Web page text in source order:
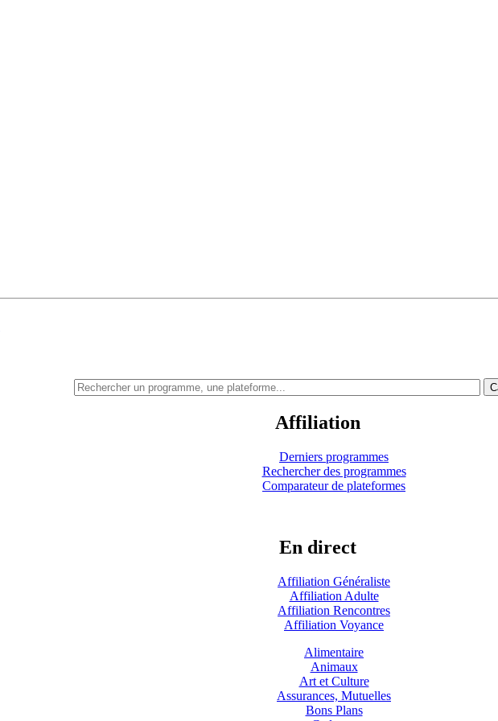
Affiliation
Derniers programmes
Rechercher des programmes
Comparateur de plateformes
En direct
Affiliation Généraliste
Affiliation Adulte
Affiliation Rencontres
Affiliation Voyance
Alimentaire
Animaux
Art et Culture
Assurances, Mutuelles
Bons Plans